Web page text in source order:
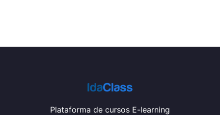
Plataforma de cursos E-learning